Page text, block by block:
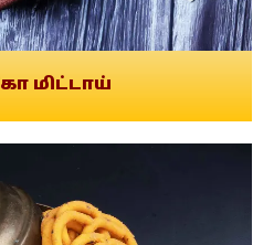
மிட்டாய்